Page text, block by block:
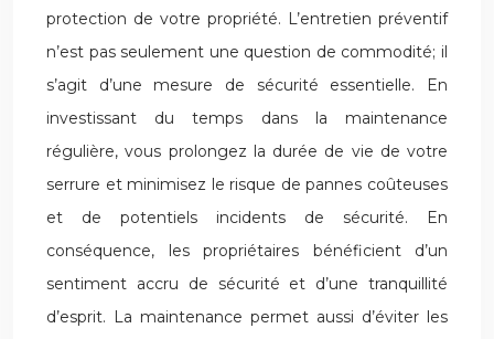
protection de votre propriété. L’entretien préventif
n’est pas seulement une question de commodité; il
s’agit d’une mesure de sécurité essentielle. En
investissant du temps dans la maintenance
régulière, vous prolongez la durée de vie de votre
serrure et minimisez le risque de pannes coûteuses
et de potentiels incidents de sécurité. En
conséquence, les propriétaires bénéficient d’un
sentiment accru de sécurité et d’une tranquillité
d’esprit. La maintenance permet aussi d’éviter les